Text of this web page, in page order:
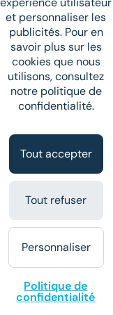
critères de
la totalité de nos
?
et personnaliser les
publicités. Pour en
savoir plus sur les
cookies que nous
utilisons, consultez
notre politique de
confidentialité.
Tout accepter
Tout refuser
Personnaliser
Politique de
confidentialité